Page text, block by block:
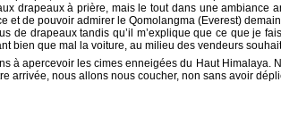
drapeaux à prière, mais le tout dans une
et de pouvoir admirer le Qomolangma (Everest)
de drapeaux tandis qu’il m’explique que ce que je
bien que mal la voiture, au milieu des vendeurs
à apercevoir les cimes enneigées du Haut
arrivée, nous allons nous coucher, non sans avoir